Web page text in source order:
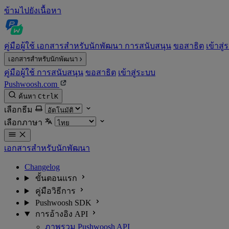
ข้ามไปยังเนื้อหา
คู่มือผู้ใช้ เอกสารสำหรับนักพัฒนา การสนับสนุน ขอสาธิต เข้าสู่
เอกสารสำหรับนักพัฒนา
คู่มือผู้ใช้ การสนับสนุน ขอสาธิต เข้าสู่ระบบ
Pushwoosh.com
ค้นหา CtrlK
เลือกธีม
เลือกภาษา
เอกสารสำหรับนักพัฒนา
Changelog
ขั้นตอนแรก
คู่มือวิธีการ
Pushwoosh SDK
การอ้างอิง API
ภาพรวม Pushwoosh API